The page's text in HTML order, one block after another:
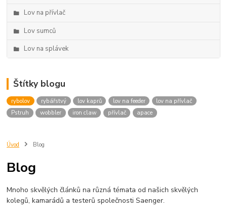
Lov na přívlač
Lov sumců
Lov na splávek
Štítky blogu
rybolov rybářstvý lov kaprů lov na feeder
lov na přívlač
Pstruh
wobbler iron claw přívlač apace
Úvod Blog
Blog
Mnoho skvělých článků na různá témata od našich skvělých
kolegů, kamarádů a testerů společnosti Saenger.